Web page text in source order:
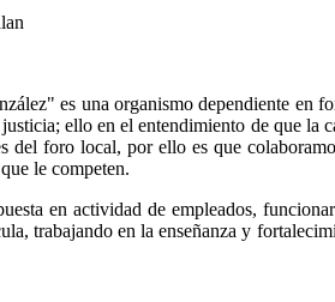
es una organismo dependiente
ello en el entendimiento de que
del foro local, por ello es que
le competen.
en actividad de empleados,
trabajando en la enseñanza y